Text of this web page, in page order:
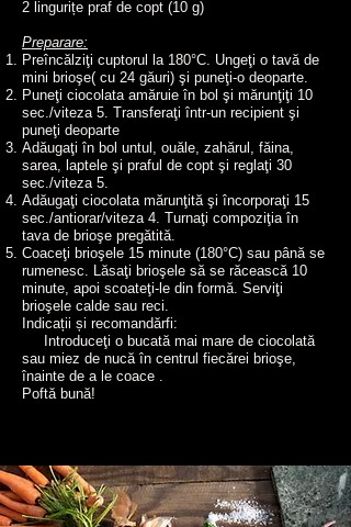
2 lingurițe praf de copt (10 g)
Preparare:
Preîncălziţi cuptorul la 180°C. Ungeţi o tavă de
mini brioşe( cu 24 găuri) şi puneţi-o deoparte.
Puneţi ciocolata amăruie în bol şi mărunţiţi 10
sec./viteza 5. Transferaţi într-un recipient şi
puneţi deoparte
Adăugaţi în bol untul, ouăle, zahărul, făina,
sarea, laptele şi praful de copt şi reglaţi 30
sec./viteza 5.
Adăugaţi ciocolata mărunţită şi încorporaţi 15
sec./antiorar/viteza 4. Turnaţi compoziţia în
tava de brioşe pregătită.
Coaceţi brioşele 15 minute (180°C) sau până se
rumenesc. Lăsaţi brioşele să se răcească 10
minute, apoi scoateţi-le din formă. Serviţi
brioşele calde sau reci.
Indicații și recomandărfi:
Introduceţi o bucată mai mare de ciocolată
sau miez de nucă în centrul fiecărei brioşe,
înainte de a le coace .
Poftă bună!